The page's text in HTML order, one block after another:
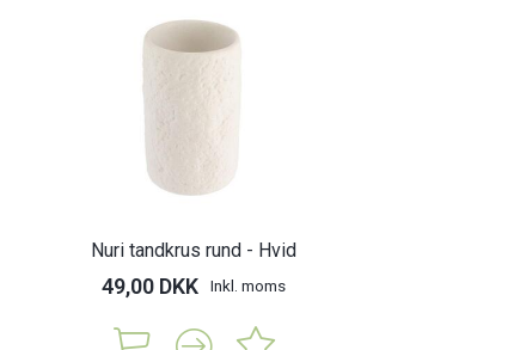
Nuri tandkrus rund - Hvid
49,00 DKK Inkl. moms